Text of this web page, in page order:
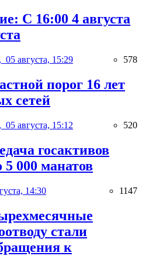
С 16:00 4 августа
05 августа, 15:29 578
порог 16 лет
сетей
05 августа, 15:12 520
госактивов
000 манатов
14:30 1147
стали
к